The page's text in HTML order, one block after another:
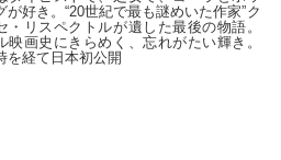
が好き。“20世紀で最も謎めいた作家”ク
・リスペクトルが遺した最後の物語。
映画史にきらめく、忘れがたい輝き。
を経て⽇本初公開